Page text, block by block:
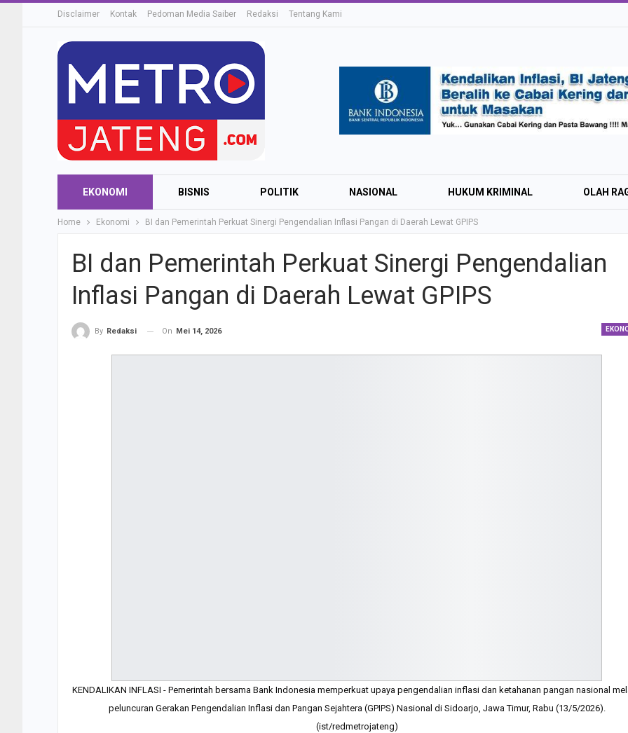
Disclaimer Kontak Pedoman Media Saiber Redaksi Tentang Kami
EKONOMI BISNIS POLITIK NASIONAL HUKUM KRIMINAL OLAH
Home Ekonomi BI dan Pemerintah Perkuat Sinergi Pengendalian Inflasi Pangan di Daerah Lewat GPIPS
BI dan Pemerintah Perkuat Sinergi Pengendalian
Inflasi Pangan di Daerah Lewat GPIPS
By Redaksi On Mei 14, 2026
KENDALIKAN INFLASI - Pemerintah bersama Bank Indonesia memperkuat upaya pengendalian inflasi dan ketahanan pangan nasional
peluncuran Gerakan Pengendalian Inflasi dan Pangan Sejahtera (GPIPS) Nasional di Sidoarjo, Jawa Timur, Rabu (13/5/2026).
(ist/redmetrojateng)